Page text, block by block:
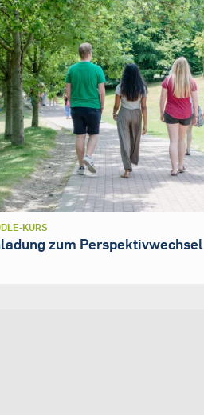
KURS
zum Perspektivwechsel